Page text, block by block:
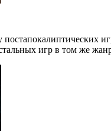
постапокалиптических
игр в том же